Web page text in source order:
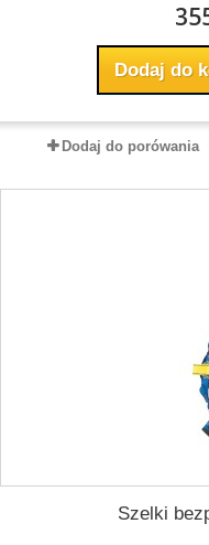
Dodaj do
Dodaj do porówania
Szelki